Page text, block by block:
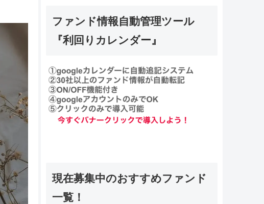
ファンド情報自動管理ツール
『利回りカレンダー』
現在募集中のおすすめファンド
一覧！